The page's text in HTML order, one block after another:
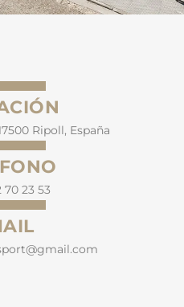
Ripoll, España
70 23 53